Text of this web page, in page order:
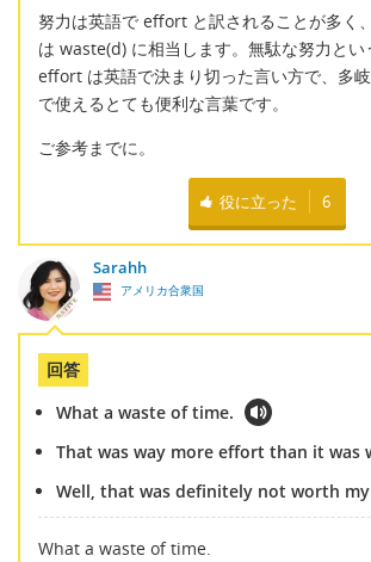
努力は英語で effort と訳されることが多く
は waste(d) に相当します。無駄な努力と
effort は英語で決まり切った言い方で、多
で使えるとても便利な言葉です。
ご参考までに。
役に立った 6
Sarahh
アメリカ合衆国
回答
What a waste of time.
That was way more effort than it was
Well, that was definitely not worth
What a waste of time.